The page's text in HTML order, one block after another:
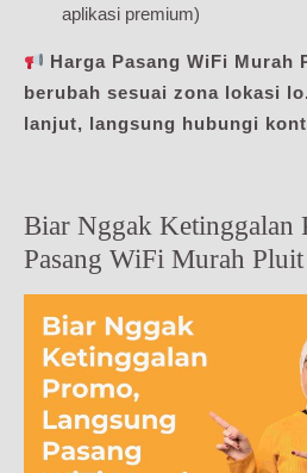
aplikasi premium)
Harga Pasang WiFi Murah
berubah sesuai zona lokasi
lanjut, langsung hubungi
Biar Nggak Ketinggalan
Pasang WiFi Murah